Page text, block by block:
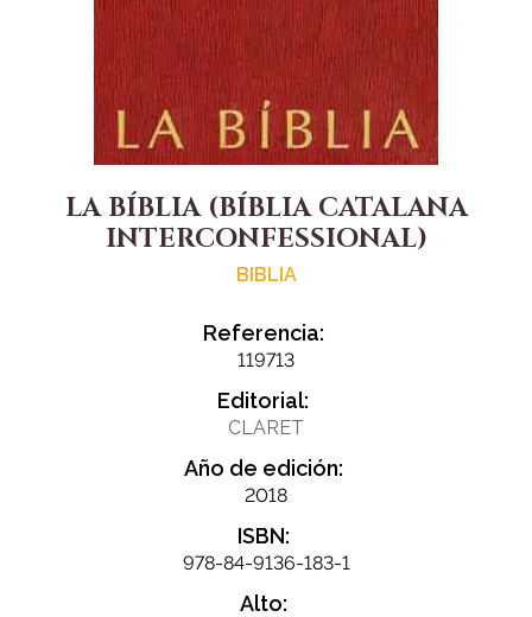
LA BÍBLIA (BÍBLIA CATALANA
INTERCONFESSIONAL)
BIBLIA
Referencia:
119713
Editorial:
CLARET
Año de edición:
2018
ISBN:
978-84-9136-183-1
Alto: